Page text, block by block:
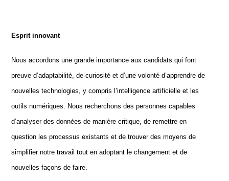
Esprit innovant
Nous accordons une grande importance aux candidats qui font
preuve d’adaptabilité, de curiosité et d’une volonté d’apprendre de
nouvelles technologies, y compris l’intelligence artificielle et les
outils numériques. Nous recherchons des personnes capables
d’analyser des données de manière critique, de remettre en
question les processus existants et de trouver des moyens de
simplifier notre travail tout en adoptant le changement et de
nouvelles façons de faire.